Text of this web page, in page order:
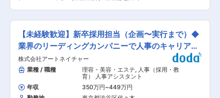
ウンセラー（プラン提案・接客の幅を広げる役
割） ・店舗リーダー ・店長 ・エリア責任者、エ
能です。 最短3カ月で次のステップに挑戦した実
績もあり、年齢や社歴に関わらず評価される環境
です。
ーム体制で、お互いにフォローし合いながら業務
遇の魅力 サロンスタッフは、脱毛施術を無料で受
け放題。 働きながら自分自身もキレイになれる点
は、スタッフからも好評です。 そのほか、自社開
発コスメの社割や提携美容サービスの優待も用意
しています。 ■育成体制 ストラッシュ独自の研
修制度「ストラッシュアカデミー」にて、美容脱
毛の基礎知識、皮膚理論、接客マナー、機器操作
を一から学びます。 1店舗あたり5〜10名程度の
チーム体制で、未経験入社のスタッフも多数在
クリニックの集客最大化を目的としたWEB広告運
用担当を募集します。リード獲得〜来院〜売上ま
でを見据えた広告戦略設計・改善を担っていただ
きます。 【業務詳細】 ■Google広告／Meta広告
の戦略設計・運用改善 ■キーワード設計／広告文
作成／ABテスト設計 ■予算管理／数値分析／レ
ポーティング ■LP改善提案 【組織構成】 ディレ
クションとHP制作などの担当が2名（20代後半）
在籍しています。 【働き方・シフトについて】
前月の初旬にシフトを決定します。月に3日まで
【未経験歓迎】新卒採用担当（企画〜実行まで）◆
業界のリーディングカンパニーで人事のキャリアス
タート！
株式会社アートネイチャー
業種 / 職種
理容・美容・エステ, 人事（採用・教
育） 人事アシスタント
年収
350万円~449万円